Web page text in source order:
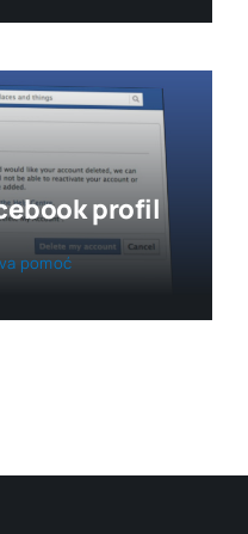
profil
pomoć